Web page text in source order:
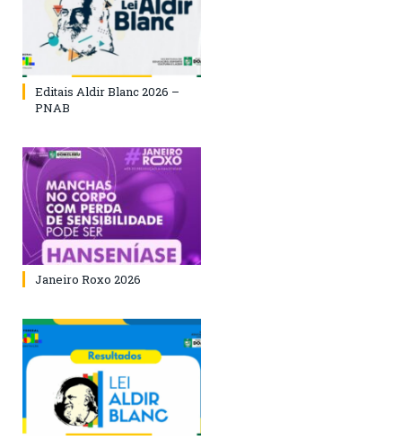
Editais Aldir Blanc 2026 –
PNAB
Janeiro Roxo 2026